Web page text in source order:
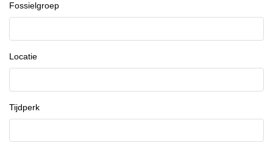
Fossielgroep
Locatie
Tijdperk